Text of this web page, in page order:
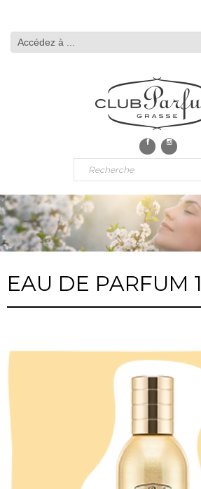
EAU DE PARFUM